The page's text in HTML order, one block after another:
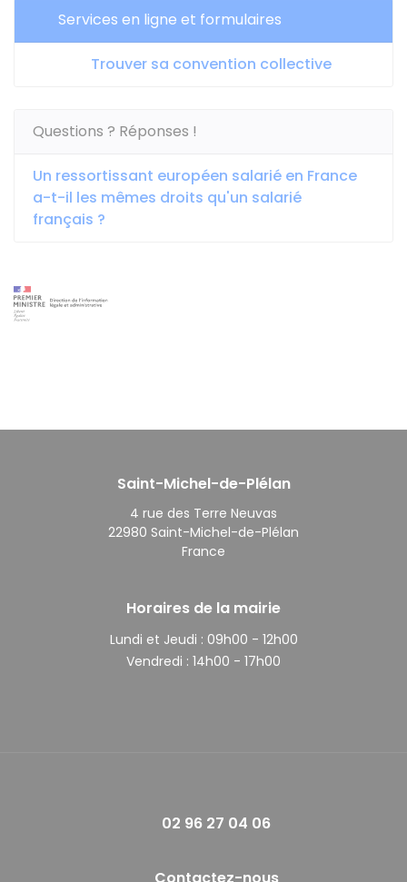
Services en ligne et formulaires
Trouver sa convention collective
Questions ? Réponses !
Un ressortissant européen salarié en France
a-t-il les mêmes droits qu'un salarié
français ?
Saint-Michel-de-Plélan
4 rue des Terre Neuvas
22980 Saint-Michel-de-Plélan
France
Horaires de la mairie
Lundi et Jeudi : 09h00 - 12h00
Vendredi : 14h00 - 17h00
02 96 27 04 06
Contactez-nous